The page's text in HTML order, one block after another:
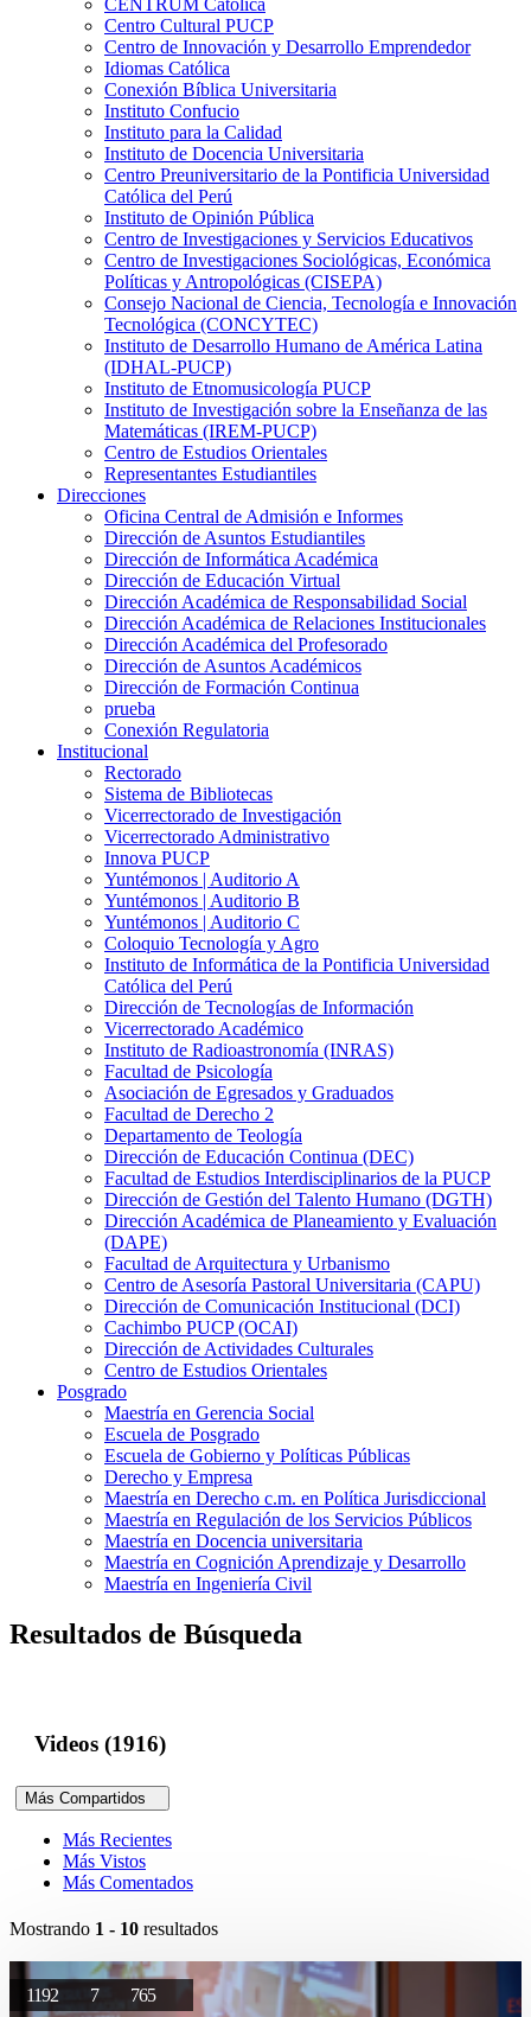
CENTRUM Católica
Centro Cultural PUCP
Centro de Innovación y Desarrollo Emprendedor
Idiomas Católica
Conexión Bíblica Universitaria
Instituto Confucio
Instituto para la Calidad
Instituto de Docencia Universitaria
Centro Preuniversitario de la Pontificia Universidad
Católica del Perú
Instituto de Opinión Pública
Centro de Investigaciones y Servicios Educativos
Centro de Investigaciones Sociológicas, Económica
Políticas y Antropológicas (CISEPA)
Consejo Nacional de Ciencia, Tecnología e Innovación
Tecnológica (CONCYTEC)
Instituto de Desarrollo Humano de América Latina
(IDHAL-PUCP)
Instituto de Etnomusicología PUCP
Instituto de Investigación sobre la Enseñanza de las
Matemáticas (IREM-PUCP)
Centro de Estudios Orientales
Representantes Estudiantiles
Direcciones
Oficina Central de Admisión e Informes
Dirección de Asuntos Estudiantiles
Dirección de Informática Académica
Dirección de Educación Virtual
Dirección Académica de Responsabilidad Social
Dirección Académica de Relaciones Institucionales
Dirección Académica del Profesorado
Dirección de Asuntos Académicos
Dirección de Formación Continua
prueba
Conexión Regulatoria
Institucional
Rectorado
Sistema de Bibliotecas
Vicerrectorado de Investigación
Vicerrectorado Administrativo
Innova PUCP
Yuntémonos | Auditorio A
Yuntémonos | Auditorio B
Yuntémonos | Auditorio C
Coloquio Tecnología y Agro
Instituto de Informática de la Pontificia Universidad
Católica del Perú
Dirección de Tecnologías de Información
Vicerrectorado Académico
Instituto de Radioastronomía (INRAS)
Facultad de Psicología
Asociación de Egresados y Graduados
Facultad de Derecho 2
Departamento de Teología
Dirección de Educación Continua (DEC)
Facultad de Estudios Interdisciplinarios de la PUCP
Dirección de Gestión del Talento Humano (DGTH)
Dirección Académica de Planeamiento y Evaluación
(DAPE)
Facultad de Arquitectura y Urbanismo
Centro de Asesoría Pastoral Universitaria (CAPU)
Dirección de Comunicación Institucional (DCI)
Cachimbo PUCP (OCAI)
Dirección de Actividades Culturales
Centro de Estudios Orientales
Posgrado
Maestría en Gerencia Social
Escuela de Posgrado
Escuela de Gobierno y Políticas Públicas
Derecho y Empresa
Maestría en Derecho c.m. en Política Jurisdiccional
Maestría en Regulación de los Servicios Públicos
Maestría en Docencia universitaria
Maestría en Cognición Aprendizaje y Desarrollo
Maestría en Ingeniería Civil
Resultados de Búsqueda
Videos (1916)
Más Compartidos
Más Recientes
Más Vistos
Más Comentados
Mostrando 1 - 10 resultados
1192 7 765